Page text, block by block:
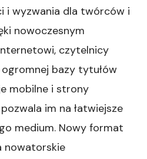
i wyzwania dla twórców i
nowoczesnym
czytelnicy
bazy tytułów
mobilne i strony
im na łatwiejsze
medium. Nowy format
nowatorskie